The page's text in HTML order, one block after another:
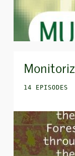
14 EPISODES